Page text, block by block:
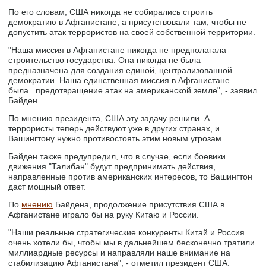
По его словам, США никогда не собирались строить
демократию в Афганистане, а присутствовали там, чтобы не
допустить атак террористов на своей собственной территории.
"Наша миссия в Афганистане никогда не предполагала
строительство государства. Она никогда не была
предназначена для создания единой, централизованной
демократии. Наша единственная миссия в Афганистане
была...предотвращение атак на американской земле", - заявил
Байден.
По мнению президента, США эту задачу решили. А
террористы теперь действуют уже в других странах, и
Вашингтону нужно противостоять этим новым угрозам.
Байден также предупредил, что в случае, если боевики
движения "Талибан" будут предпринимать действия,
направленные против американских интересов, то Вашингтон
даст мощный ответ.
По мнению Байдена, продолжение присутствия США в
Афганистане играло бы на руку Китаю и России.
"Наши реальные стратегические конкуренты Китай и Россия
очень хотели бы, чтобы мы в дальнейшем бесконечно тратили
миллиардные ресурсы и направляли наше внимание на
стабилизацию Афганистана", - отметил президент США.